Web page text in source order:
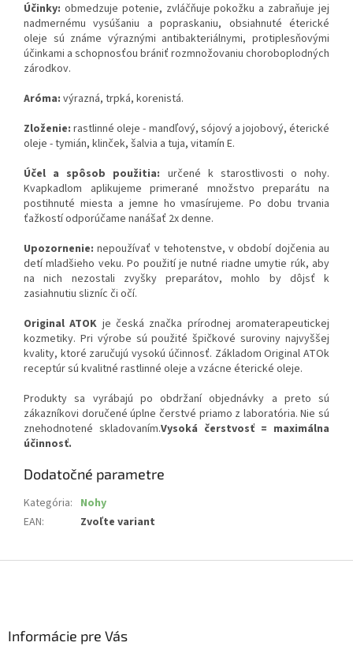
Účinky: obmedzuje potenie, zvláčňuje pokožku a zabraňuje jej
nadmernému vysúšaniu a popraskaniu, obsiahnuté éterické
oleje sú známe výraznými antibakteriálnymi, protiplesňovými
účinkami a schopnosťou brániť rozmnožovaniu choroboplodných
zárodkov.
Aróma: výrazná, trpká, korenistá.
Zloženie: rastlinné oleje - mandľový, sójový a jojobový, éterické
oleje - tymián, klinček, šalvia a tuja, vitamín E.
Účel a spôsob použitia: určené k starostlivosti o nohy.
Kvapkadlom aplikujeme primerané množstvo preparátu na
postihnuté miesta a jemne ho vmasírujeme. Po dobu trvania
ťažkostí odporúčame nanášať 2x denne.
Upozornenie: nepoužívať v tehotenstve, v období dojčenia au
detí mladšieho veku. Po použití je nutné riadne umytie rúk, aby
na nich nezostali zvyšky preparátov, mohlo by dôjsť k
zasiahnutiu slizníc či očí.
Original ATOK je česká značka prírodnej aromaterapeutickej
kozmetiky. Pri výrobe sú použité špičkové suroviny najvyššej
kvality, ktoré zaručujú vysokú účinnosť. Základom Original ATOk
receptúr sú kvalitné rastlinné oleje a vzácne éterické oleje.
Produkty sa vyrábajú po obdržaní objednávky a preto sú
zákazníkovi doručené úplne čerstvé priamo z laboratória. Nie sú
znehodnotené skladovaním.Vysoká čerstvosť = maximálna
účinnosť.
Dodatočné parametre
Kategória: Nohy
EAN: Zvoľte variant
Informácie pre Vás